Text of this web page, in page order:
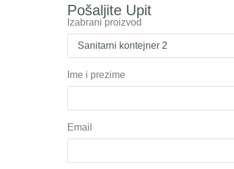
Pošaljite Upit
Izabrani proizvod
Ime i prezime
Email